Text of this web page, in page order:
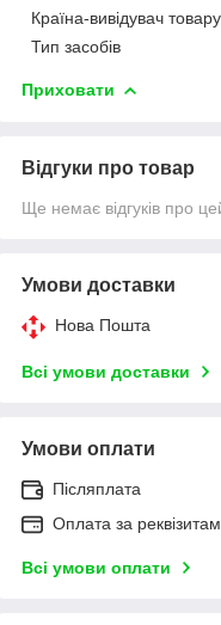
Країна-вивідувач товару
Тип засобів
Приховати
Відгуки про товар
Ще немає відгуків про
Умови доставки
Нова Пошта
Всі умови доставки
Умови оплати
Післяплата
Оплата за
Всі умови оплати